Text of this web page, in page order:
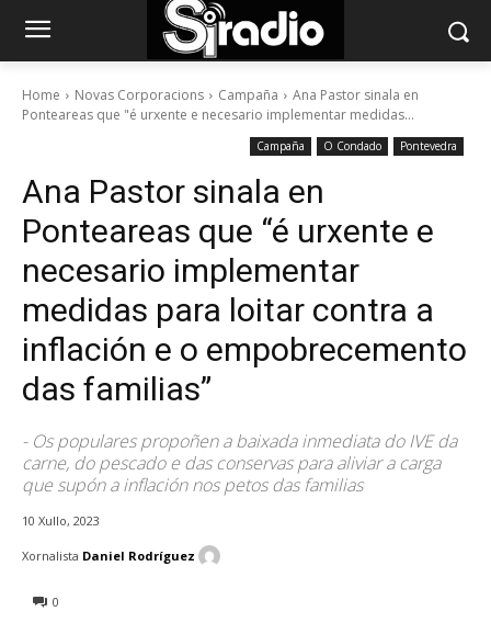
Home Novas Corporacions Campaña
Ana Pastor sinala en
Ponteareas que "é urxente e necesario implementar medidas...
Campaña O Condado Pontevedra
Ana Pastor sinala en
Ponteareas que “é urxente e
necesario implementar
medidas para loitar contra a
inflación e o empobrecemento
das familias”
- Os populares propoñen a baixada inmediata do IVE da
carne, do pescado e das conservas para aliviar a carga
que supón a inflación nos petos das familias
10 Xullo, 2023
0
Xornalista Daniel Rodríguez